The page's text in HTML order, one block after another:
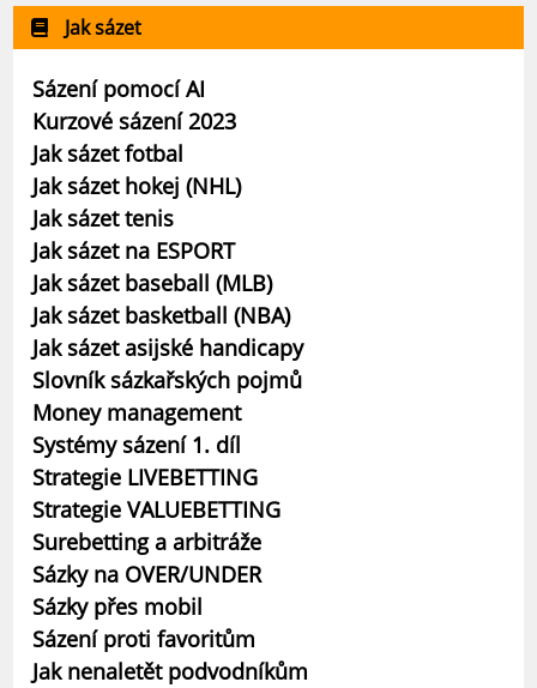
Jak sázet
Sázení pomocí AI
Kurzové sázení 2023
Jak sázet fotbal
Jak sázet hokej (NHL)
Jak sázet tenis
Jak sázet na ESPORT
Jak sázet baseball (MLB)
Jak sázet basketball (NBA)
Jak sázet asijské handicapy
Slovník sázkařských pojmů
Money management
Systémy sázení 1. díl
Strategie LIVEBETTING
Strategie VALUEBETTING
Surebetting a arbitráže
Sázky na OVER/UNDER
Sázky přes mobil
Sázení proti favoritům
Jak nenaletět podvodníkům